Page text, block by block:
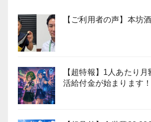
【ご利用者の声】本坊
【超特報】1人あたり
活給付金が始まります！